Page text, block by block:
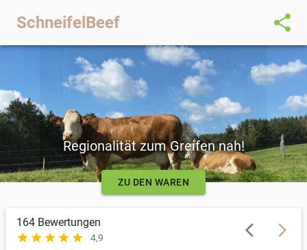
SchneifelBeef share
Regionalität zum Greifen nah!
ZU DEN WAREN
164 Bewertungen
star star star star star 4,9 arrow_back_ios arrow_forward_ios